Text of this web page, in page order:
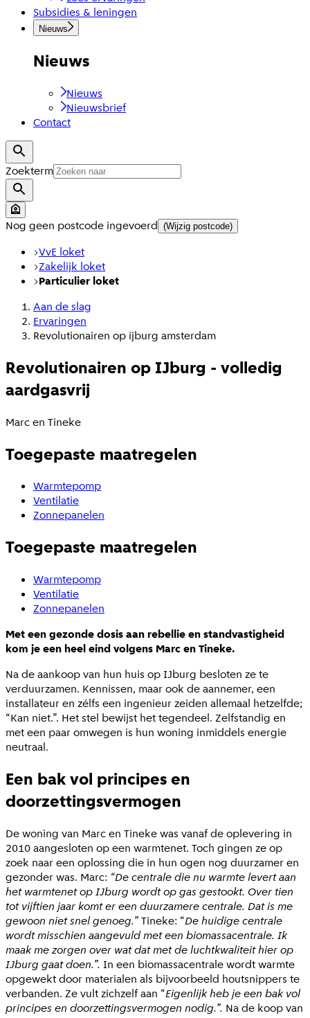
Subsidies & leningen
Nieuws
Nieuws
Nieuws
Nieuwsbrief
Contact
Zoekterm
Nog geen postcode ingevoerd (Wijzig postcode)
VvE loket
Zakelijk loket
Particulier loket
Aan de slag
Ervaringen
Revolutionairen op ijburg amsterdam
Revolutionairen op IJburg - volledig
aardgasvrij
Marc en Tineke
Toegepaste maatregelen
Warmtepomp
Ventilatie
Zonnepanelen
Toegepaste maatregelen
Warmtepomp
Ventilatie
Zonnepanelen
Met een gezonde dosis aan rebellie en standvastigheid
kom je een heel eind volgens Marc en Tineke.
Na de aankoop van hun huis op IJburg besloten ze te
verduurzamen. Kennissen, maar ook de aannemer, een
installateur en zélfs een ingenieur zeiden allemaal hetzelfde;
“Kan niet.”. Het stel bewijst het tegendeel. Zelfstandig en
met een paar omwegen is hun woning inmiddels energie
neutraal.
Een bak vol principes en
doorzettingsvermogen
De woning van Marc en Tineke was vanaf de oplevering in
2010 aangesloten op een warmtenet. Toch gingen ze op
zoek naar een oplossing die in hun ogen nog duurzamer en
gezonder was. Marc: “De centrale die nu warmte levert aan
het warmtenet op IJburg wordt op gas gestookt. Over tien
tot vijftien jaar komt er een duurzamere centrale. Dat is me
gewoon niet snel genoeg.”Tineke: “De huidige centrale
wordt misschien aangevuld met een biomassacentrale. Ik
maak me zorgen over wat dat met de luchtkwaliteit hier op
IJburg gaat doen.”. In een biomassacentrale wordt warmte
opgewekt door materialen als bijvoorbeeld houtsnippers te
verbanden. Ze vult zichzelf aan “Eigenlijk heb je een bak vol
principes en doorzettingsvermogen nodig.”. Na de koop van